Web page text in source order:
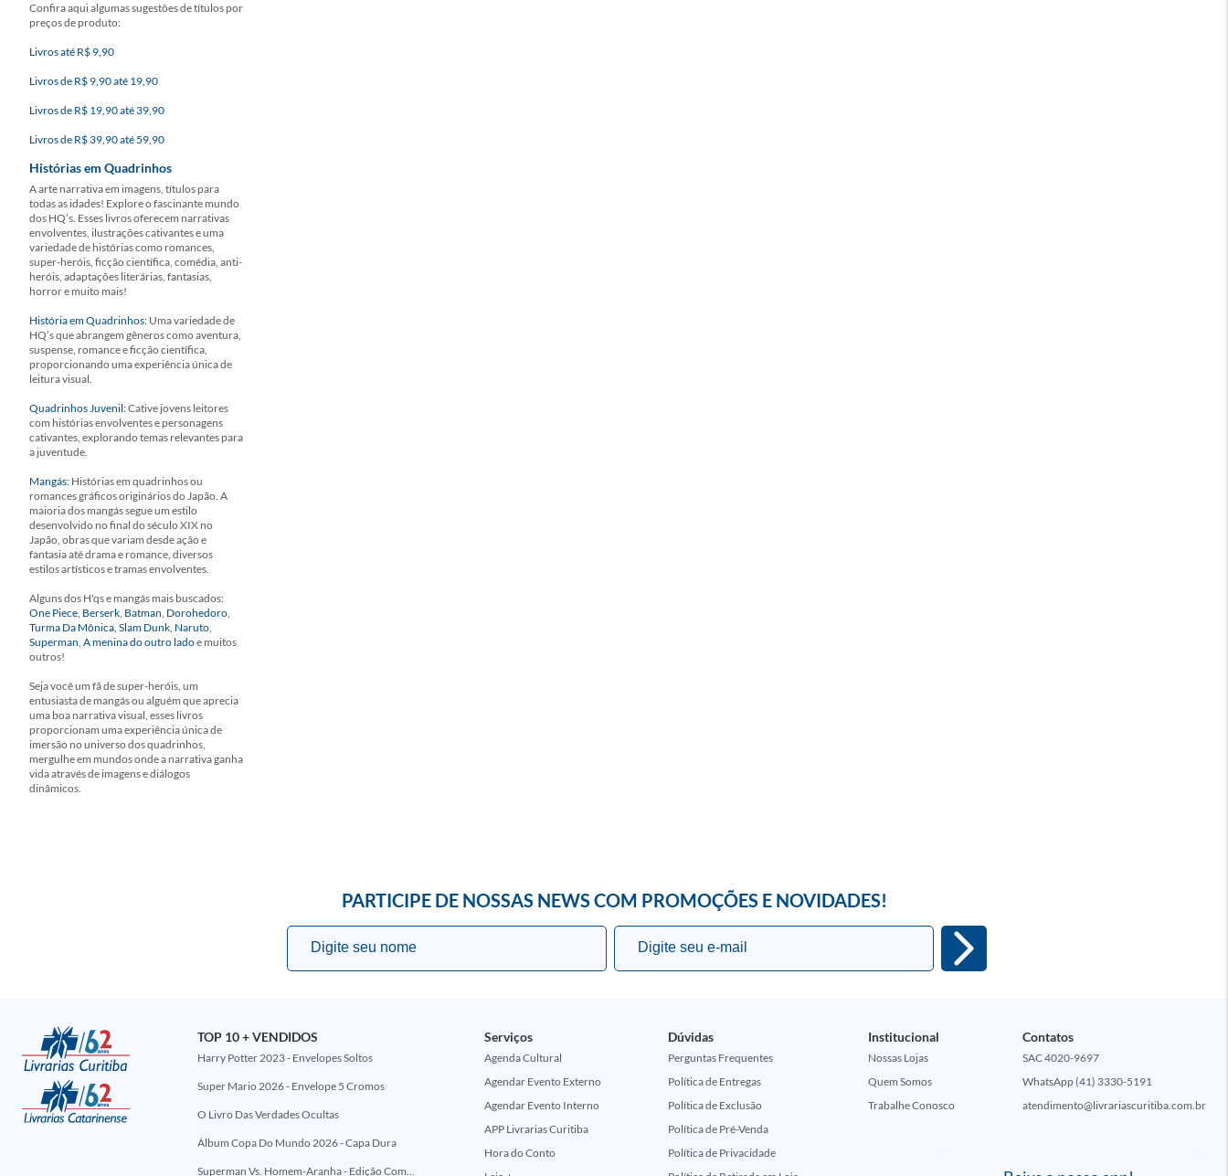
Confira aqui algumas sugestões de títulos por
preços de produto:
Livros até R$ 9,90
Livros de R$ 9,90 até 19,90
Livros de R$ 19,90 até 39,90
Livros de R$ 39,90 até 59,90
Histórias em Quadrinhos
A arte narrativa em imagens, títulos para
todas as idades! Explore o fascinante mundo
dos HQ’s. Esses livros oferecem narrativas
envolventes, ilustrações cativantes e uma
variedade de histórias como romances,
super-heróis, ficção científica, comédia, anti-
heróis, adaptações literárias, fantasias,
horror e muito mais!
História em Quadrinhos: Uma variedade de
HQ’s que abrangem gêneros como aventura,
suspense, romance e ficção científica,
proporcionando uma experiência única de
leitura visual.
Quadrinhos Juvenil:Cative jovens leitores
com histórias envolventes e personagens
cativantes, explorando temas relevantes para
a juventude.
Mangás: Histórias em quadrinhos ou
romances gráficos originários do Japão. A
maioria dos mangás segue um estilo
desenvolvido no final do século XIX no
Japão, obras que variam desde ação e
fantasia até drama e romance, diversos
estilos artísticos e tramas envolventes.
Alguns dos H'qs e mangás mais buscados:
One Piece, Berserk, Batman, Dorohedoro,
Turma Da Mônica, Slam Dunk, Naruto,
Superman, A menina do outro ladoe muitos
outros!
Seja você um fã de super-heróis, um
entusiasta de mangás ou alguém que aprecia
uma boa narrativa visual, esses livros
proporcionam uma experiência única de
imersão no universo dos quadrinhos,
mergulhe em mundos onde a narrativa ganha
vida através de imagens e diálogos
dinâmicos.
PARTICIPE DE NOSSAS NEWS COM PROMOÇÕES E NOVIDADES!
TOP 10 + VENDIDOS
Harry Potter 2023 - Envelopes Soltos
Super Mario 2026 - Envelope 5 Cromos
O Livro Das Verdades Ocultas
Álbum Copa Do Mundo 2026 - Capa Dura
Superman Vs. Homem-Aranha - Edição Comemorativa 50 Anos (Encontros Clássicos Dc E Marvel)
Serviços
Agenda Cultural
Agendar Evento Externo
Agendar Evento Interno
APP Livrarias Curitiba
Hora do Conto
Dúvidas
Perguntas Frequentes
Política de Entregas
Política de Exclusão
Política de Pré-Venda
Política de Privacidade
Institucional
Nossas Lojas
Quem Somos
Trabalhe Conosco
Contatos
SAC 4020-9697
WhatsApp (41) 3330-5191
atendimento@livrariascuritiba.com.br